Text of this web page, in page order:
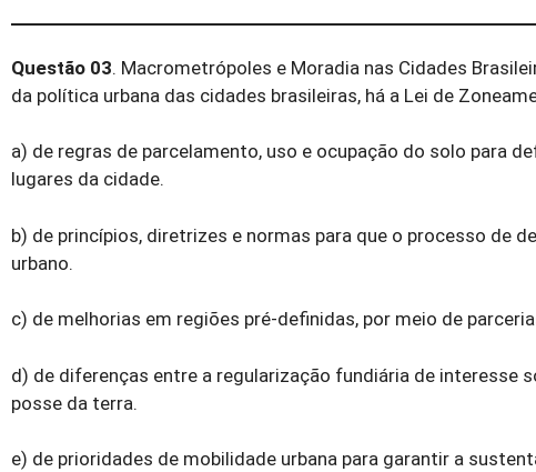
Questão 03. Macrometrópoles e Moradia nas Cidades
da política urbana das cidades brasileiras, há a Lei de
a) de regras de parcelamento, uso e ocupação do solo para
lugares da cidade.
b) de princípios, diretrizes e normas para que o processo de
urbano.
c) de melhorias em regiões pré-definidas, por meio de
d) de diferenças entre a regularização fundiária de interesse
posse da terra.
e) de prioridades de mobilidade urbana para garantir a